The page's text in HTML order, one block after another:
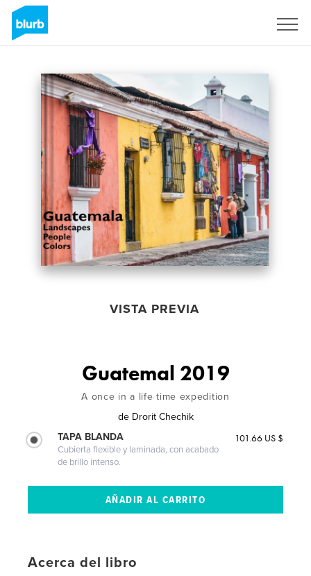
VISTA PREVIA
Guatemal 2019
A once in a life time expedition
de Drorit Chechik
TAPA BLANDA
Cubierta flexible y laminada, con acabado
de brillo intenso.
101.66 US $
Acerca del libro